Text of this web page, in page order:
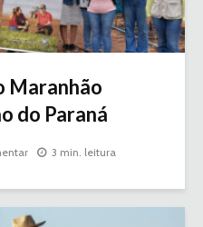
Maranhão
do Paraná
3 min. leitura